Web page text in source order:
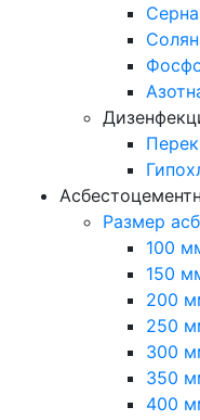
Размер
100
150
200
250
300
350
400